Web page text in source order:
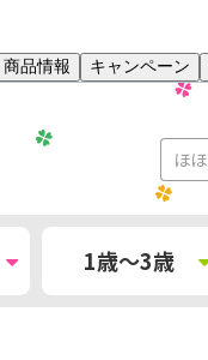
商品情報 キャンペーン
1歳～3歳